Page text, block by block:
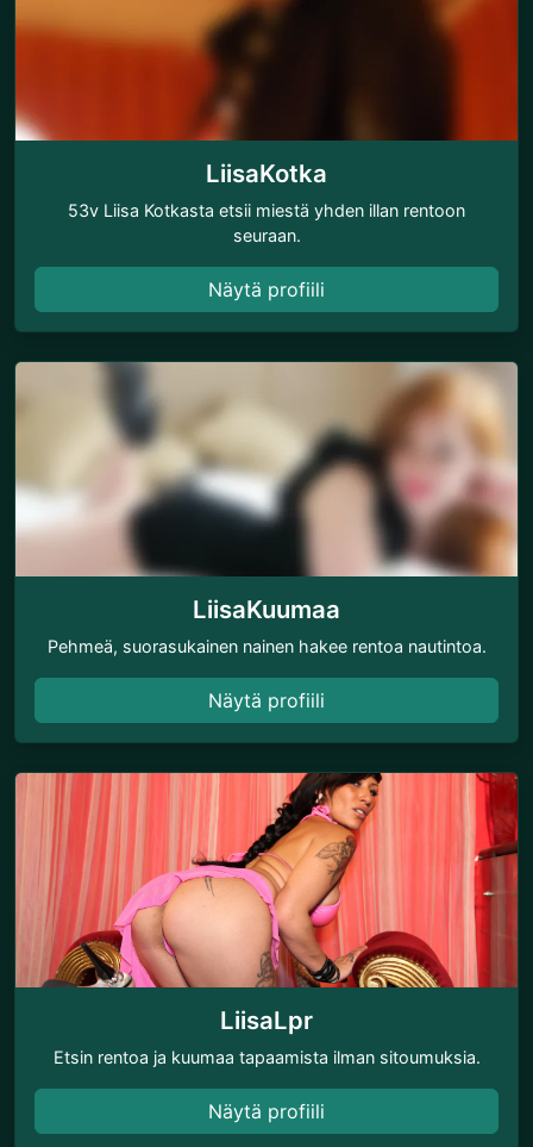
LiisaKotka
53v Liisa Kotkasta etsii miestä yhden illan rentoon
seuraan.
Näytä profiili
LiisaKuumaa
Pehmeä, suorasukainen nainen hakee rentoa nautintoa.
Näytä profiili
LiisaLpr
Etsin rentoa ja kuumaa tapaamista ilman sitoumuksia.
Näytä profiili